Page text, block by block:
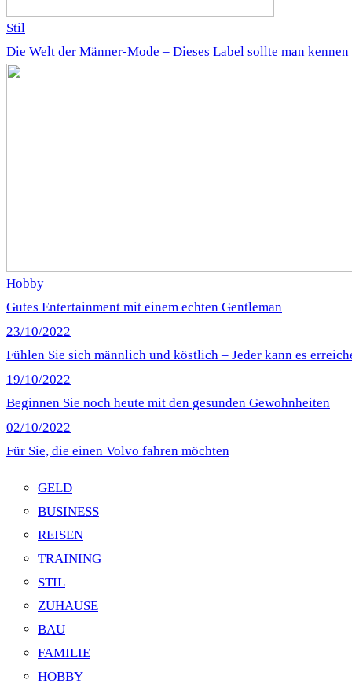
Stil
Die Welt der Männer-Mode – Dieses Label sollte man kennen
Hobby
Gutes Entertainment mit einem echten Gentleman
23/10/2022
Fühlen Sie sich männlich und köstlich – Jeder kann es
19/10/2022
Beginnen Sie noch heute mit den gesunden Gewohnheiten
02/10/2022
Für Sie, die einen Volvo fahren möchten
GELD
BUSINESS
REISEN
TRAINING
STIL
ZUHAUSE
BAU
FAMILIE
HOBBY